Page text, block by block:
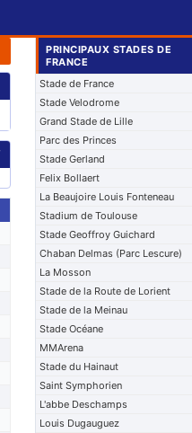
PRINCIPAUX STADES DE
FRANCE
Stade de France
Stade Velodrome
Grand Stade de Lille
Parc des Princes
Stade Gerland
Felix Bollaert
La Beaujoire Louis Fonteneau
Stadium de Toulouse
Stade Geoffroy Guichard
Chaban Delmas (Parc Lescure)
La Mosson
Stade de la Route de Lorient
Stade de la Meinau
Stade Océane
MMArena
Stade du Hainaut
Saint Symphorien
L'abbe Deschamps
Louis Dugauguez